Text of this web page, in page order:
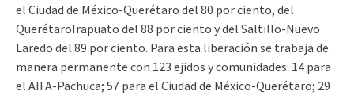
el Ciudad de México-Querétaro del 80 por ciento, del
QuerétaroIrapuato del 88 por ciento y del Saltillo-Nuevo
Laredo del 89 por ciento. Para esta liberación se trabaja de
manera permanente con 123 ejidos y comunidades: 14 para
el AIFA-Pachuca; 57 para el Ciudad de México-Querétaro; 29